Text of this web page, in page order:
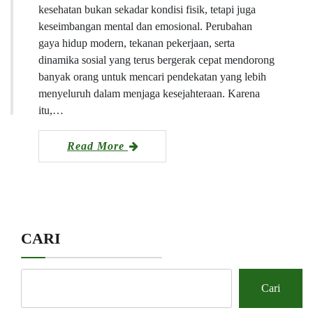
kesehatan bukan sekadar kondisi fisik, tetapi juga
keseimbangan mental dan emosional. Perubahan
gaya hidup modern, tekanan pekerjaan, serta
dinamika sosial yang terus bergerak cepat mendorong
banyak orang untuk mencari pendekatan yang lebih
menyeluruh dalam menjaga kesejahteraan. Karena
itu,…
Read More
CARI
Cari